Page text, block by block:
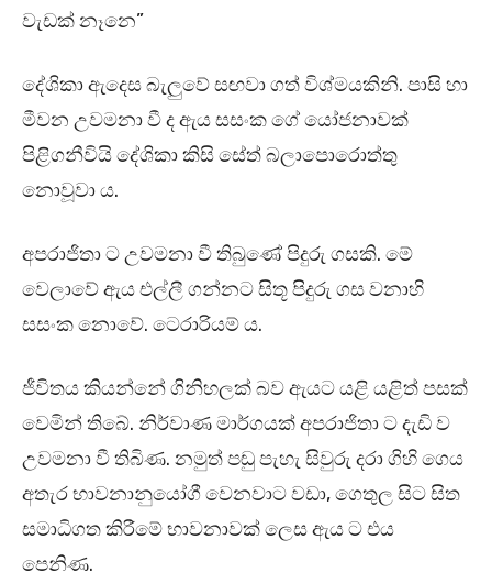
වැඩක් නෑනෙ”
දේශිකා ඇදෙස බැලුවේ සඟවා ගත් විශ්මයකිනි. පාසි හා
මීවන උවමනා වී ද ඇය සසංක ගේ යෝජනාවක්
පිළිගනීවියි දේශිකා කිසි සේත් බලාපොරොත්තු
නොවූවා ය.
අපරාජිතා ට උවමනා වී තිබුණේ පිදුරු ගසකි. මේ
වෙලාවේ ඇය එල්ලී ගන්නට සිතූ පිදුරු ගස වනාහි
සසංක නොවේ. ටෙරාරියම් ය.
ජීවිතය කියන්නේ ගිනිහලක් බව ඇයට යළි යළිත් පසක්
වෙමින් තිබේ. නිර්වාණ මාර්ගයක් අපරාජිතා ට දැඩි ව
උවමනා වී තිබිණ. නමුත් පඬු පැහැ සිවුරු දරා ගිහි ගෙය
අතැර භාවනානුයෝගී වෙනවාට වඩා, ගෙතුල සිට සිත
සමාධිගත කිරීමේ භාවනාවක් ලෙස ඇය ට එය
පෙනිණ.